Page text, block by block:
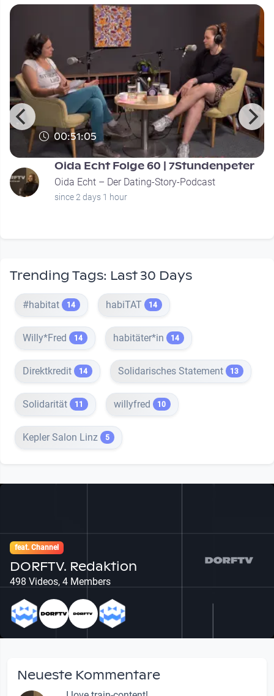
00:51:05
Oida Echt Folge 60 | 7Stundenpeter
Oida Echt – Der Dating-Story-Podcast
since 2 days 1 hour
Trending Tags: Last 30 Days
#habitat 14 habiTAT 14
Willy*Fred 14 habitäter*in 14
Direktkredit 14 Solidarisches Statement 13
Solidarität 11 willyfred 10
Kepler Salon Linz 5
feat. Channel
DORFTV. Redaktion
498 Videos, 4 Members
Neueste Kommentare